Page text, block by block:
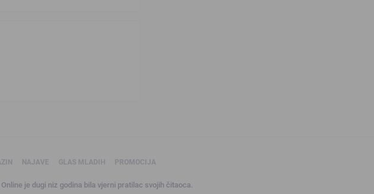
NAJAVE GLAS MLADIH PROMOCIJA
je dugi niz godina bila vjerni pratilac svojih čitaoca.